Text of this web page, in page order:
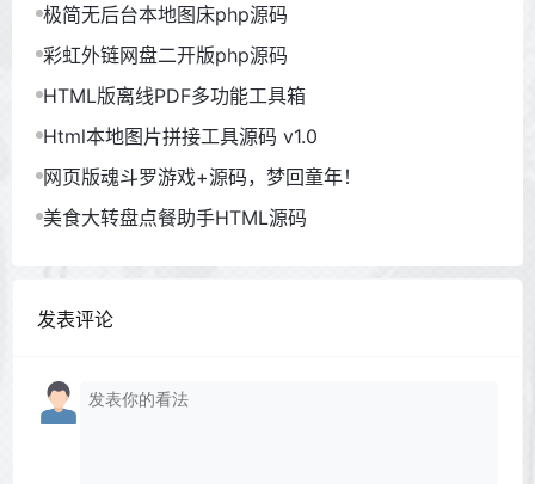
极简无后台本地图床php源码
彩虹外链网盘二开版php源码
HTML版离线PDF多功能工具箱
Html本地图片拼接工具源码 v1.0
网页版魂斗罗游戏+源码，梦回童年！
美食大转盘点餐助手HTML源码
发表评论